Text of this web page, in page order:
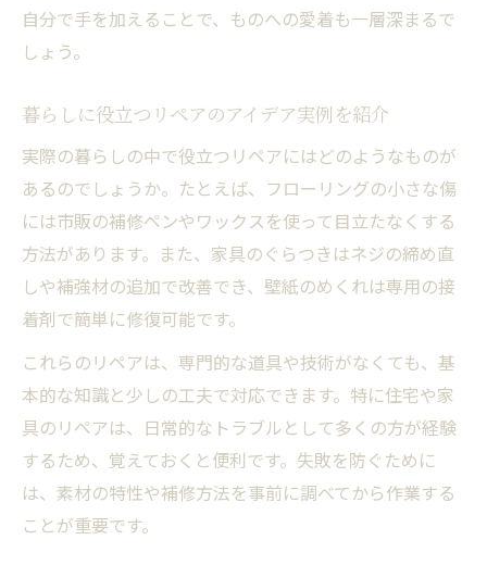
リペアのアイデアで家電も自分で直すコツ
アイデア次第で修理も楽しめる方法
リペアのアイデアで修理をもっと楽しく工
夫
家族で楽しむリペアの工夫とアイデア共有
術
リペアカフェやアイディアズで情報を広げ
る
リペアの庭の事例から発想力を磨くヒント
使えなくなったものをリペアで再生する秘
訣
リペアカフェで広がる修理のアイデア体験
自分で手を加えることで、ものへの愛着も一層深まるで
しょう。
暮らしに役立つリペアのアイデア実例を紹介
実際の暮らしの中で役立つリペアにはどのようなものが
あるのでしょうか。たとえば、フローリングの小さな傷
には市販の補修ペンやワックスを使って目立たなくする
方法があります。また、家具のぐらつきはネジの締め直
しや補強材の追加で改善でき、壁紙のめくれは専用の接
着剤で簡単に修復可能です。
これらのリペアは、専門的な道具や技術がなくても、基
本的な知識と少しの工夫で対応できます。特に住宅や家
具のリペアは、日常的なトラブルとして多くの方が経験
するため、覚えておくと便利です。失敗を防ぐために
は、素材の特性や補修方法を事前に調べてから作業する
ことが重要です。